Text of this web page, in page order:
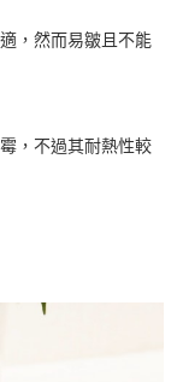
，然而易皺且不能
，不過其耐熱性較